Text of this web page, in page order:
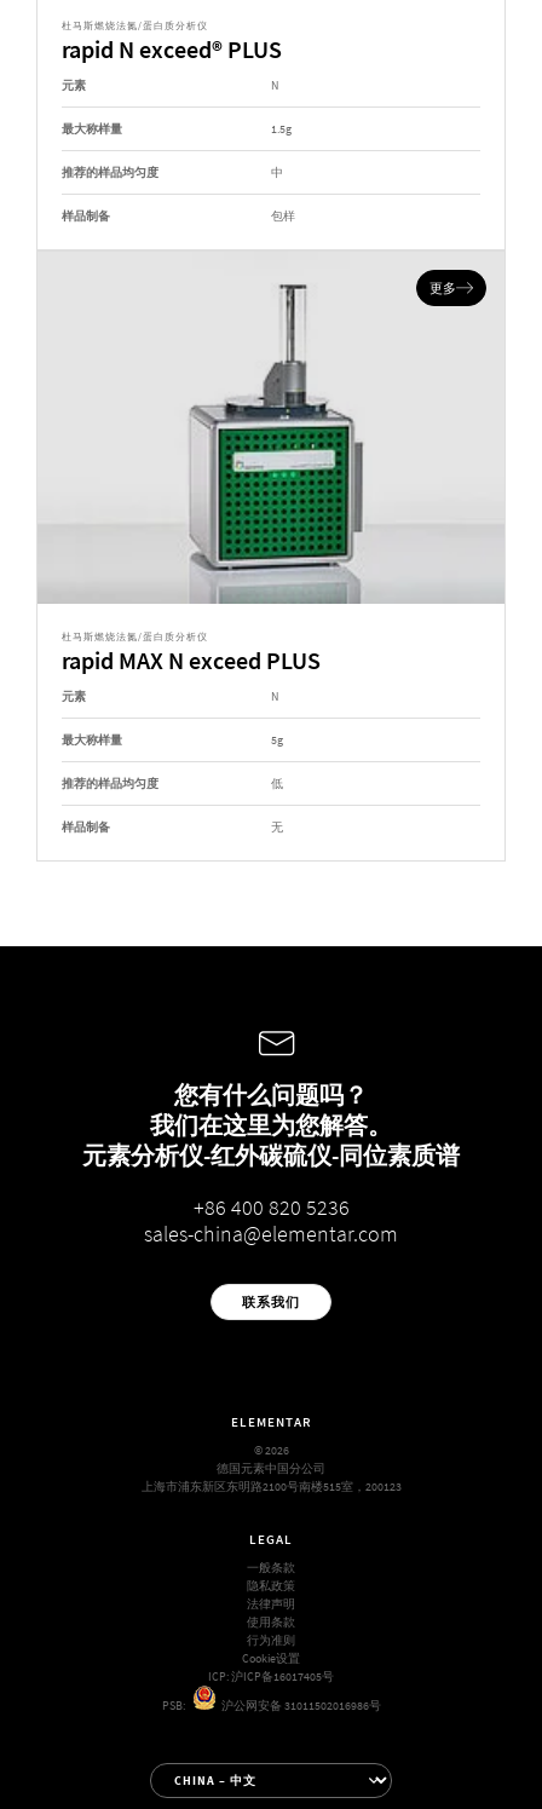
杜马斯燃烧法氮/蛋白质分析仪
rapid N exceed® PLUS
元素 N
最大称样量 1.5g
推荐的样品均匀度 中
样品制备 包样
更多
杜马斯燃烧法氮/蛋白质分析仪
rapid MAX N exceed PLUS
元素 N
最大称样量 5g
推荐的样品均匀度 低
样品制备 无
您有什么问题吗？
我们在这里为您解答。
元素分析仪-红外碳硫仪-同位素质谱
+86 400 820 5236
sales-china@elementar.com
联系我们
ELEMENTAR
© 2026
德国元素中国分公司
上海市浦东新区东明路2100号南楼515室，200123
LEGAL
一般条款
隐私政策
法律声明
使用条款
行为准则
Cookie设置
ICP:沪ICP备16017405号
PSB:
沪公网安备 31011502016986号